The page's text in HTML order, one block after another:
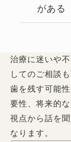
がある
治療に迷いや
してのご相談
歯を残す可能
要性、将来的
視点から話を
なります。